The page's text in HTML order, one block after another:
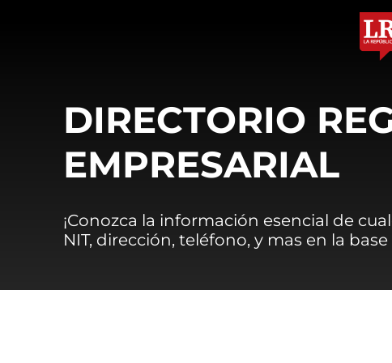
DIRECTORIO
EMPRESARIAL
¡Conozca la información esencial de
NIT, dirección, teléfono, y mas en la